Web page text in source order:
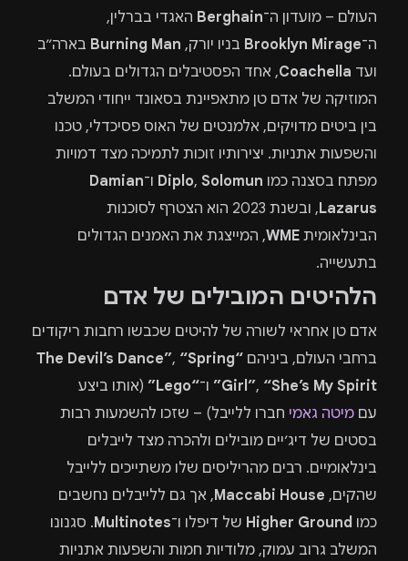
העולם – מועדון ה־Berghain האגדי בברלין,
ה־Brooklyn Mirage בניו יורק, Burning Man בארה״ב
ועד Coachella, אחד הפסטיבלים הגדולים בעולם.
המוזיקה של אדם טן מתאפיינת בסאונד ייחודי המשלב
בין ביטים מדויקים, אלמנטים של האוס פסיכדלי, טכנו
והשפעות אתניות. יצירותיו זוכות לתמיכה מצד דמויות
מפתח בסצנה כמו
Diplo, Solomun ו־Damian
Lazarus
, ובשנת 2023 הוא הצטרף לסוכנות
הבינלאומית WME, המייצגת את האמנים הגדולים
בתעשייה.
הלהיטים המובילים של אדם
אדם טן אחראי לשורה של להיטים שכבשו רחבות ריקודים
ברחבי העולם, ביניהם “The Devil’s Dance”
, “Spring
Girl”, “She’s My Spirit” ו־“Lego”
(אותו ביצע
עם מיטה גאמי חברו ללייבל) – שזכו להשמעות רבות
בסטים של דיג׳יים מובילים ולהכרה מצד לייבלים
בינלאומיים. רבים מהריליסים שלו משתייכים ללייבל
שהקים, Maccabi House, אך גם ללייבלים נחשבים
כמו Higher Ground של דיפלו ו־Multinotes. סגנונו
המשלב גרוב עמוק, מלודיות חמות והשפעות אתניות